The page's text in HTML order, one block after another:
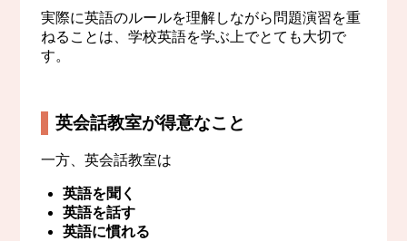
実際に英語のルールを理解しながら問題演習を重
ねることは、学校英語を学ぶ上でとても大切で
す。
英会話教室が得意なこと
一方、英会話教室は
英語を聞く
英語を話す
英語に慣れる